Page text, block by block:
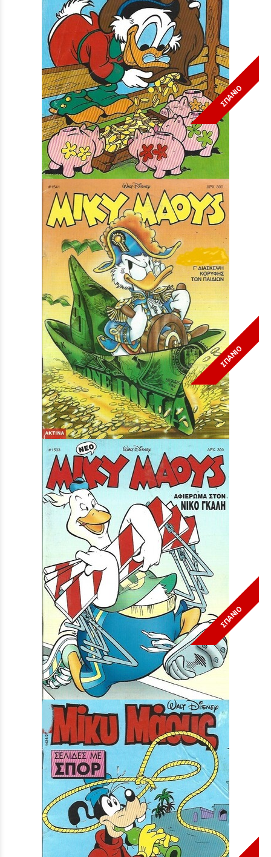
ΣΠΑΝΙΟ
Μίκυ Μάους #1390***
Τιμή: 3,90 €
ΣΠΑΝΙΟ
Μίκυ Μάους #1541***
Τιμή: 3,90 €
ΣΠΑΝΙΟ
Μίκυ Μάους #1533***
Τιμή: 3,90 €